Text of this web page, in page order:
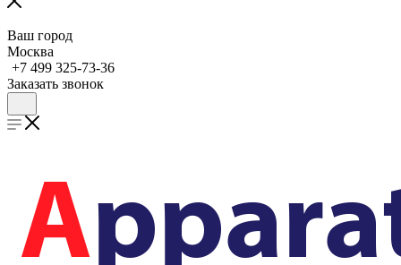
Ваш город
Москва
+7 499 325-73-36
Заказать звонок